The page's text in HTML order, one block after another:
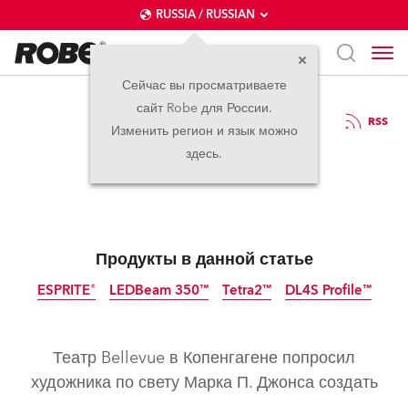
RUSSIA / RUSSIAN
Сейчас вы просматриваете
сайт Robe для России.
Изменить регион и язык можно
здесь.
06.06.2022 RSS
Robe в огне
Продукты в данной статье
ESPRITE® LEDBeam 350™ Tetra2™ DL4S Profile™
Театр Bellevue в Копенгагене попросил
художника по свету Марка П. Джонса создать